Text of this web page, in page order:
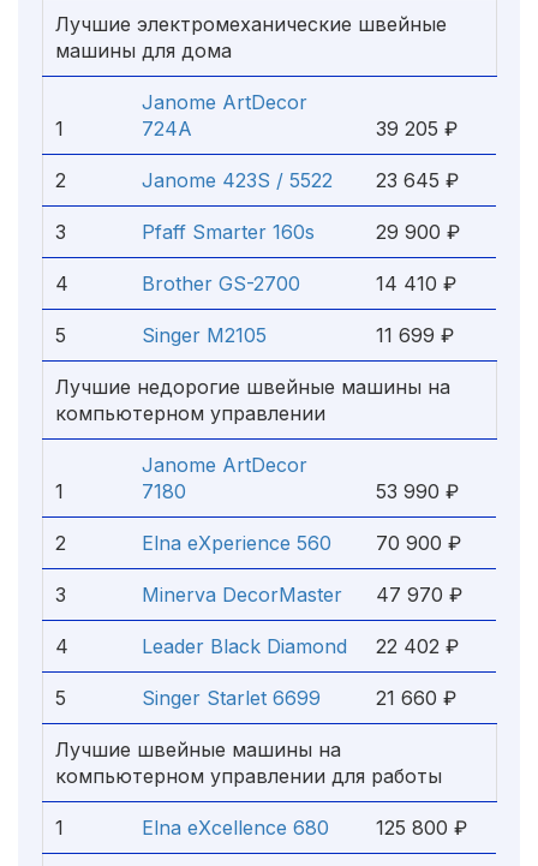
Лучшие электромеханические швейные
машины для дома
1
Janome ArtDecor
724A
39 205 ₽
2 Janome 423S / 5522 23 645 ₽
3 Pfaff Smarter 160s 29 900 ₽
4 Brother GS-2700 14 410 ₽
5 Singer M2105 11 699 ₽
Лучшие недорогие швейные машины на
компьютерном управлении
1
Janome ArtDecor
7180
53 990 ₽
2 Elna eXperience 560 70 900 ₽
3 Minerva DecorMaster 47 970 ₽
4 Leader Black Diamond 22 402 ₽
5 Singer Starlet 6699 21 660 ₽
Лучшие швейные машины на
компьютерном управлении для работы
1 Elna eXcellence 680 125 800 ₽